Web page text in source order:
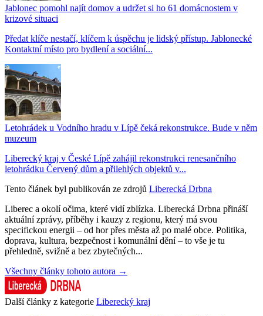
Jablonec pomohl najít domov a udržet si ho 61 domácnostem v
krizové situaci
Předat klíče nestačí, klíčem k úspěchu je lidský přístup. Jablonecké
Kontaktní místo pro bydlení a sociální...
Letohrádek u Vodního hradu v Lípě čeká rekonstrukce. Bude v něm
muzeum
Liberecký kraj v České Lípě zahájil rekonstrukci renesančního
letohrádku Červený dům a přilehlých objektů v...
Tento článek byl publikován ze zdrojů Liberecká Drbna
Liberec a okolí očima, které vidí zblízka. Liberecká Drbna přináší
aktuální zprávy, příběhy i kauzy z regionu, který má svou
specifickou energii – od hor přes města až po malé obce. Politika,
doprava, kultura, bezpečnost i komunální dění – to vše je tu
přehledně, svižně a bez zbytečných...
Všechny články tohoto autora →
Další články z kategorie Liberecký kraj